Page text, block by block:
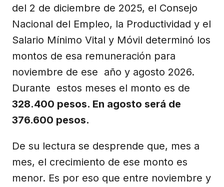
del 2 de diciembre de 2025, el Consejo
Nacional del Empleo, la Productividad y el
Salario Mínimo Vital y Móvil determinó los
montos de esa remuneración para
noviembre de ese año y agosto 2026.
Durante estos meses el monto es de
328.400 pesos. En agosto será de
376.600 pesos.
De su lectura se desprende que, mes a
mes, el crecimiento de ese monto es
menor. Es por eso que entre noviembre y